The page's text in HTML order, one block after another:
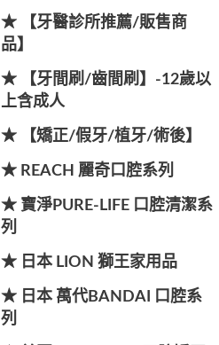
★ 【牙醫診所推薦/販售商
品】
★ 【牙間刷/齒間刷】-12歲以
上含成人
★ 【矯正/假牙/植牙/術後】
★ REACH 麗奇口腔系列
★ 寶淨PURE-LIFE 口腔清潔系
列
★ 日本 LION 獅王家用品
★ 日本 萬代BANDAI 口腔系
列